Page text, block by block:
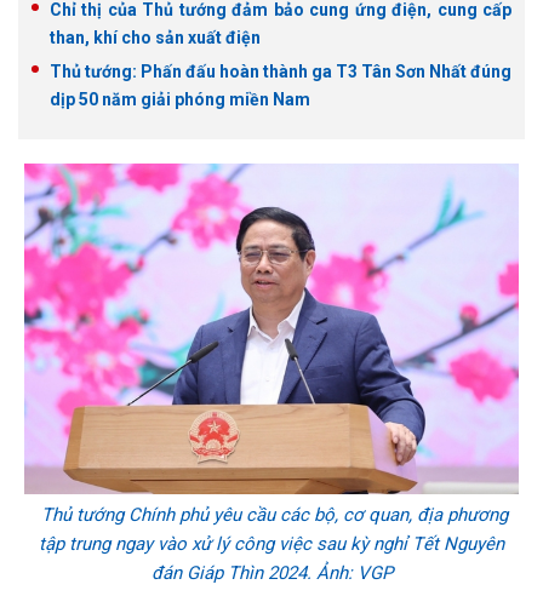
Chỉ thị của Thủ tướng đảm bảo cung ứng điện, cung cấp
than, khí cho sản xuất điện
Thủ tướng: Phấn đấu hoàn thành ga T3 Tân Sơn Nhất đúng
dịp 50 năm giải phóng miền Nam
Thủ tướng Chính phủ yêu cầu các bộ, cơ quan, địa phương
tập trung ngay vào xử lý công việc sau kỳ nghỉ Tết Nguyên
đán Giáp Thìn 2024. Ảnh: VGP